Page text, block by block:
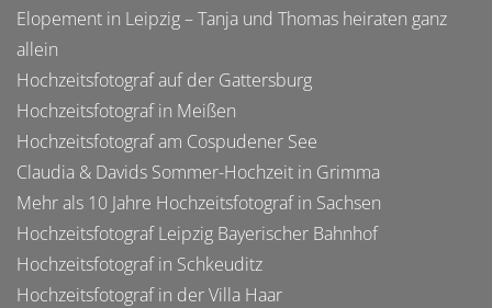
Elopement in Leipzig – Tanja und Thomas heiraten ganz
allein
Hochzeitsfotograf auf der Gattersburg
Hochzeitsfotograf in Meißen
Hochzeitsfotograf am Cospudener See
Claudia & Davids Sommer-Hochzeit in Grimma
Mehr als 10 Jahre Hochzeitsfotograf in Sachsen
Hochzeitsfotograf Leipzig Bayerischer Bahnhof
Hochzeitsfotograf in Schkeuditz
Hochzeitsfotograf in der Villa Haar